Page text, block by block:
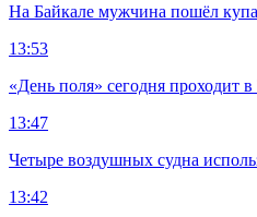
На Байкале мужчина пошёл
13:53
«День поля» сегодня проходит
13:47
Четыре воздушных судна
13:42